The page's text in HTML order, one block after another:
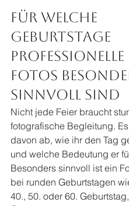
Für welche
Geburtstage
professionelle
Fotos
sinnvoll sind
Nicht jede Feier braucht
fotografische Begleitung.
davon ab, wie ihr den Tag
und welche Bedeutung er
Besonders sinnvoll ist ein
bei runden Geburtstagen
40., 50. oder 60.